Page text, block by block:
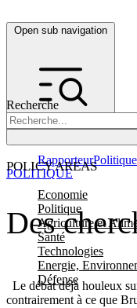
Open sub navigation
Recherche
POLICY AREAS
Economie
Politique
Agriculture et
Santé
Technologies
Energie,
Défense
RapporteurPolitique
Des
Le débat déjà houleux
contrairement à ce que
POLITIQUE